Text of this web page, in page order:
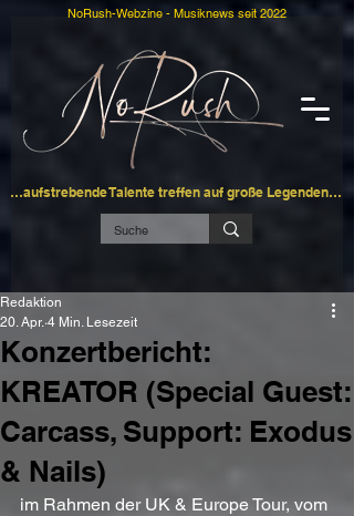
…aufstrebende Talente treffen auf große Legenden…
NoRush-Webzine - Musiknews seit 2022
Konzertbericht:
KREATOR (Special Guest:
Carcass, Support: Exodus
& Nails)
Redaktion
20. Apr. 4 Min. Lesezeit
im Rahmen der UK & Europe Tour, vom